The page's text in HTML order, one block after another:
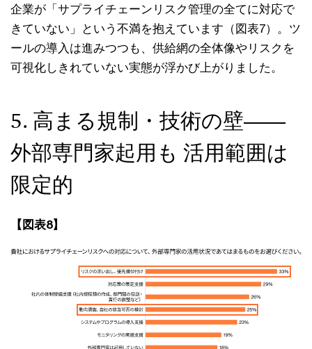
企業が「サプライチェーンリスク管理の全てに対応で
きていない」という不満を抱えています（図表7）。ツ
ールの導入は進みつつも、供給網の全体像やリスクを
可視化しきれていない実態が浮かび上がりました。
5. 高まる規制・技術の壁――
外部専門家起用も 活用範囲は
限定的
【図表8】